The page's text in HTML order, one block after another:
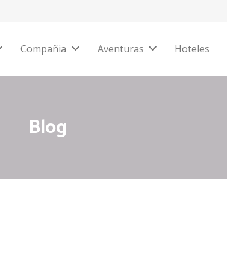
Compañia Aventuras Hoteles
Blog